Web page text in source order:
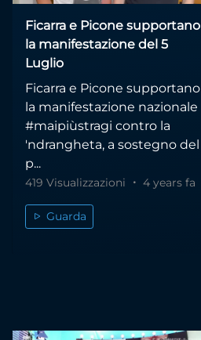
Ficarra e Picone supportano
la manifestazione del 5
Luglio
Ficarra e Picone supportano
la manifestazione nazionale
#maipiùstragi contro la
'ndrangheta, a sostegno del
p...
419 Visualizzazioni 4 years fa
Guarda